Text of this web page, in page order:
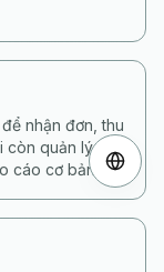
nhận đơn, thu
quản lý sơ
cáo cơ bản.